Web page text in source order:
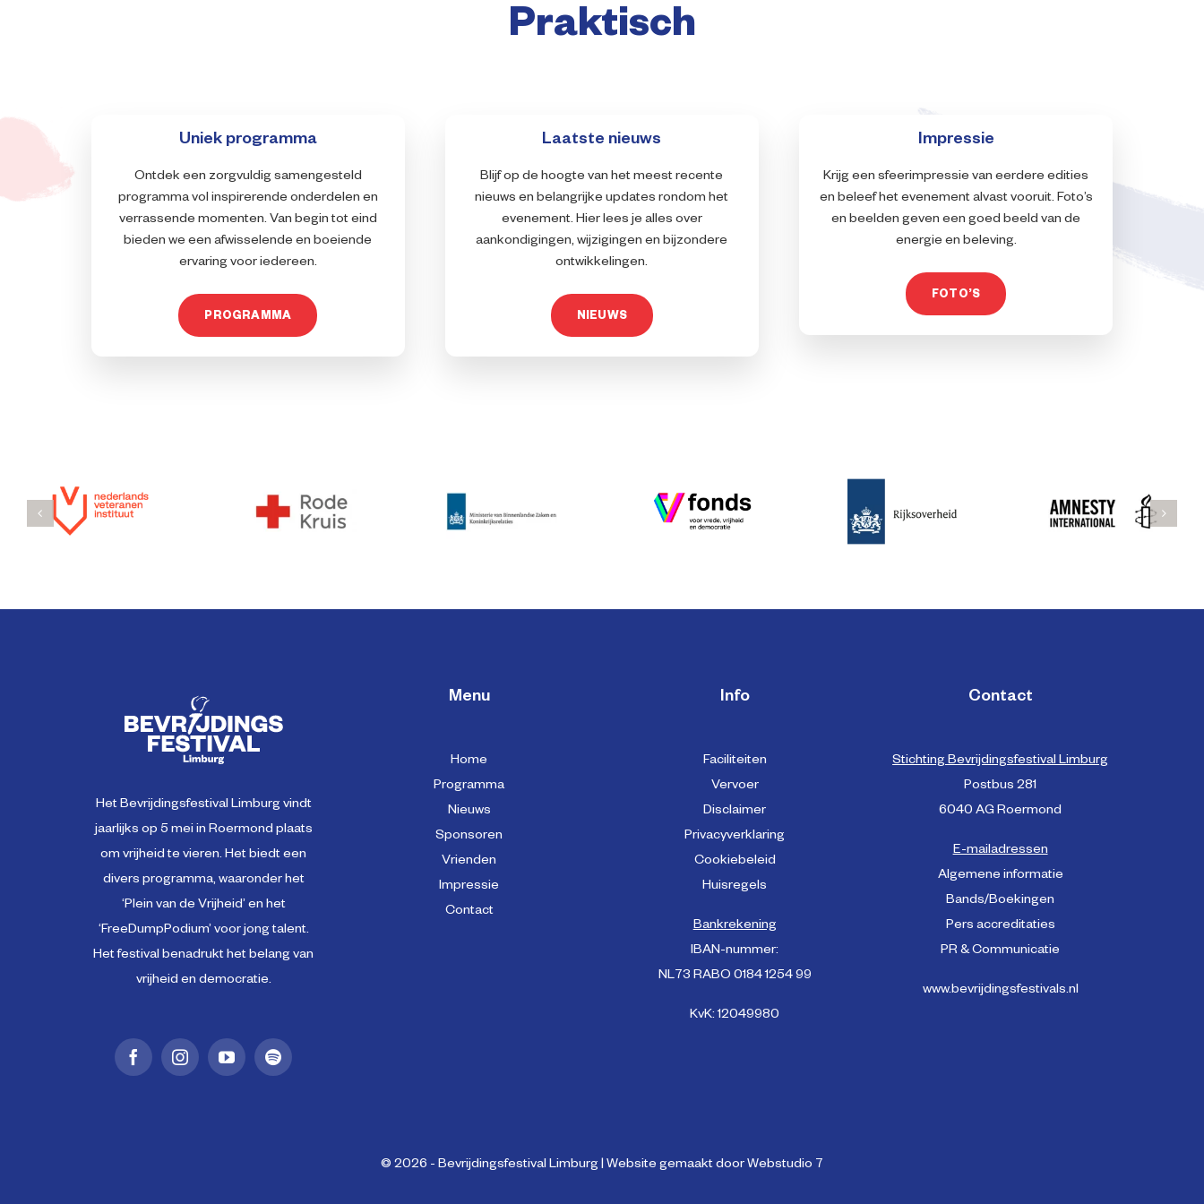
Praktisch
Uniek programma
Ontdek een zorgvuldig samengesteld
programma vol inspirerende onderdelen en
verrassende momenten. Van begin tot eind
bieden we een afwisselende en boeiende
ervaring voor iedereen.
PROGRAMMA
Laatste nieuws
Blijf op de hoogte van het meest recente
nieuws en belangrijke updates rondom het
evenement. Hier lees je alles over
aankondigingen, wijzigingen en bijzondere
ontwikkelingen.
NIEUWS
Impressie
Krijg een sfeerimpressie van eerdere edities
en beleef het evenement alvast vooruit. Foto’s
en beelden geven een goed beeld van de
energie en beleving.
FOTO’S
Het Bevrijdingsfestival Limburg vindt
jaarlijks op 5 mei in Roermond plaats
om vrijheid te vieren. Het biedt een
divers programma, waaronder het
‘Plein van de Vrijheid’ en het
‘FreeDumpPodium’ voor jong talent.
Het festival benadrukt het belang van
vrijheid en democratie.
Menu
Home
Programma
Nieuws
Sponsoren
Vrienden
Impressie
Contact
Info
Faciliteiten
Vervoer
Disclaimer
Privacyverklaring
Cookiebeleid
Huisregels
Bankrekening
IBAN-nummer:
NL73 RABO 0184 1254 99
KvK: 12049980
Contact
Stichting Bevrijdingsfestival Limburg
Postbus 281
6040 AG Roermond
E-mailadressen
Algemene informatie
Bands/Boekingen
Pers accreditaties
PR & Communicatie
www.bevrijdingsfestivals.nl
© 2026 - Bevrijdingsfestival Limburg | Website gemaakt doorWebstudio 7